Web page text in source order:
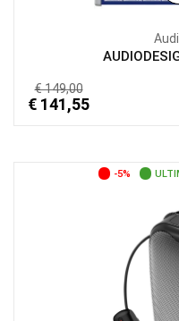
€ 149,00
€ 141,55
-5%